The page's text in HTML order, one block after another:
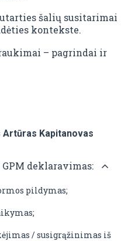
šalių susitarimai
kontekste.
– pagrindai ir
Artūras Kapitanovas
deklaravimas:
pildymas;
/ susigrąžinimas iš